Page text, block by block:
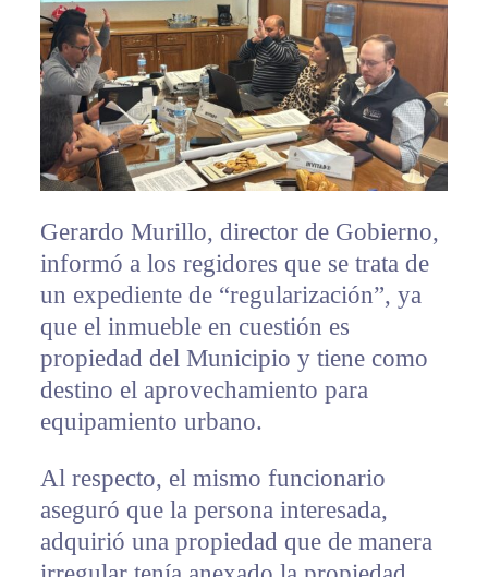
Gerardo Murillo, director de Gobierno,
informó a los regidores que se trata de
un expediente de “regularización”, ya
que el inmueble en cuestión es
propiedad del Municipio y tiene como
destino el aprovechamiento para
equipamiento urbano.
Al respecto, el mismo funcionario
aseguró que la persona interesada,
adquirió una propiedad que de manera